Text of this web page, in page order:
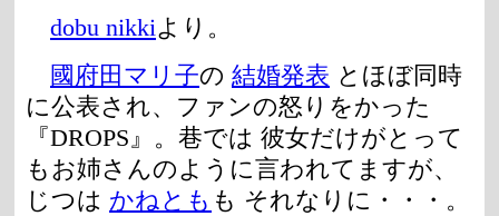
dobu nikki より。
國府田マリ子の 結婚発表 とほぼ同時
に公表され、ファンの怒りをかった
『DROPS』。巷では 彼女だけがとって
もお姉さんのように言われてますが、
じつは かねとも も それなりに・・・。